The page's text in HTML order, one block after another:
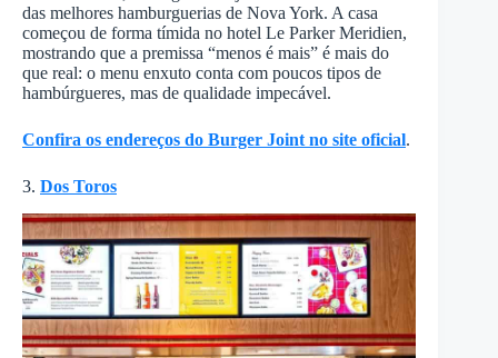
das melhores hamburguerias de Nova York. A casa
começou de forma tímida no hotel Le Parker Meridien,
mostrando que a premissa “menos é mais” é mais do
que real: o menu enxuto conta com poucos tipos de
hambúrgueres, mas de qualidade impecável.
Confira os endereços do Burger Joint no site oficial.
3. Dos Toros